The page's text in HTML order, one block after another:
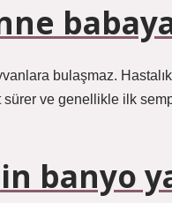
bulaşmaz.
ve genellikle ilk
banyo